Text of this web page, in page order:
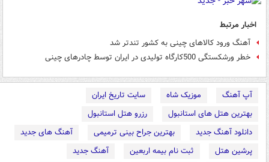
اخبار مرتبط
آهنگ ورود کالاهای چینی به کشور تندتر شد
خطر ورشکستگی 500کارگاه تولیدی در ایران توسط چادرهای چینی
آپ آهنگ موزیک شاه
سایت تاریخ ایران
بهترین هتل های استانبول
رزرو هتل استانبول
دانلود آهنگ جدید
بهترین جراح بینی ترمیمی
آهنگ های جدید
پرشین هتل
ثبت نام بیمه اربعین
آهنگ جدید